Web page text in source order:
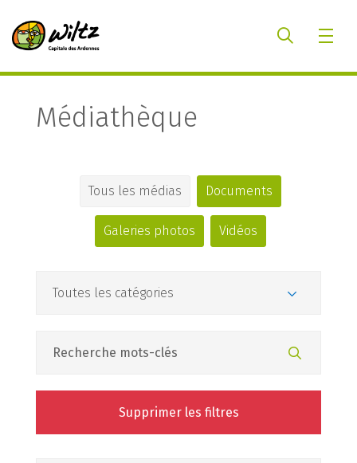
Médiathèque
Tous les médias Documents
Galeries photos Vidéos
Supprimer les filtres